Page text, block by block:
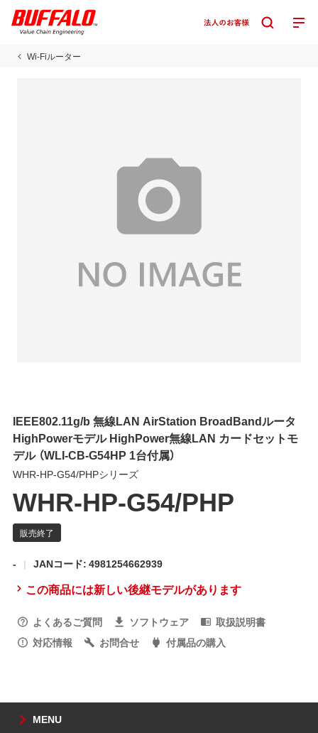
Wi-Fiルーター
IEEE802.11g/b 無線LAN AirStation BroadBandルータ
HighPowerモデル HighPower無線LAN カードセットモ
デル （WLI-CB-G54HP 1台付属）
WHR-HP-G54/PHPシリーズ
WHR-HP-G54/PHP
- JANコード: 4981254662939
この商品には新しい後継モデルがあります
よくあるご質問 ソフトウェア
取扱説明書
対応情報
お問合せ 付属品の購入
MENU